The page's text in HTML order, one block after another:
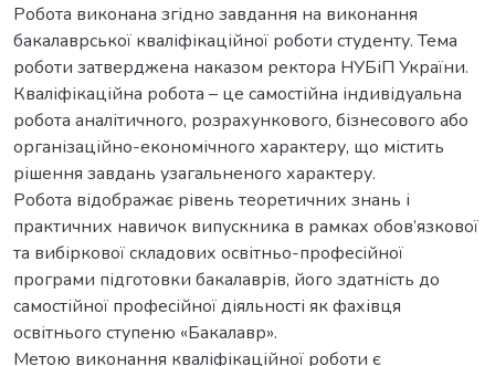
Робота виконана згідно завдання на виконання
бакалаврської кваліфікаційної роботи студенту. Тема
роботи затверджена наказом ректора НУБіП України.
Кваліфікаційна робота – це самостійна індивідуальна
робота аналітичного, розрахункового, бізнесового або
організаційно-економічного характеру, що містить
рішення завдань узагальненого характеру.
Робота відображає рівень теоретичних знань і
практичних навичок випускника в рамках обов’язкової
та вибіркової складових освітньо-професійної
програми підготовки бакалаврів, його здатність до
самостійної професійної діяльності як фахівця
освітнього ступеню «Бакалавр».
Метою виконання кваліфікаційної роботи є